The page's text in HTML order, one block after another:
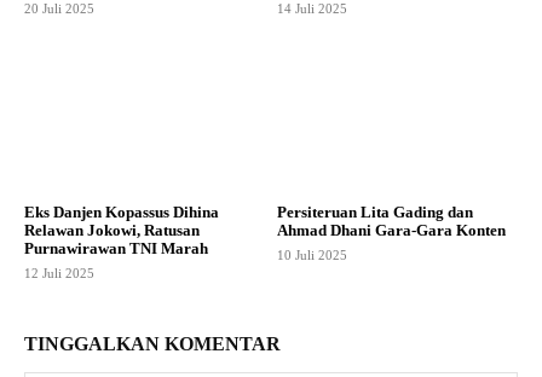
20 Juli 2025 14 Juli 2025
Eks Danjen Kopassus Dihina
Relawan Jokowi, Ratusan
Purnawirawan TNI Marah
12 Juli 2025
Persiteruan Lita Gading dan
Ahmad Dhani Gara-Gara Konten
10 Juli 2025
TINGGALKAN KOMENTAR